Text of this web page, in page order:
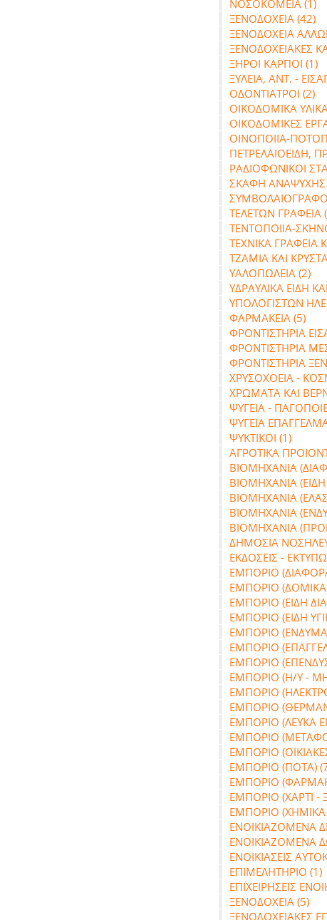
ΝΟΣΟΚΟΜΕΙΑ (1)
ΞΕΝΟΔΟΧΕΙΑ (42)
ΞΕΝΟΔΟΧΕΙΑ
ΞΕΝΟΔΟΧΕΙΑΚΕΣ
ΞΗΡΟΙ ΚΑΡΠΟΙ (1)
ΞΥΛΕΙΑ, ΑΝΤ. -
ΟΔΟΝΤΙΑΤΡΟΙ (2)
ΟΙΚΟΔΟΜΙΚΑ
ΟΙΚΟΔΟΜΙΚΕΣ
ΟΙΝΟΠΟΙΙΑ-
ΠΕΤΡΕΛΑΙΟΕΙΔΗ,
ΡΑΔΙΟΦΩΝΙΚΟΙ
ΣΚΑΦΗ ΑΝΑΨΥΧΗΣ
ΤΕΛΕΤΩΝ ΓΡΑΦΕΙΑ
ΤΕΝΤΟΠΟΙΙΑ-
ΤΕΧΝΙΚΑ ΓΡΑΦΕΙΑ
ΤΖΑΜΙΑ ΚΑΙ
ΥΑΛΟΠΩΛΕΙΑ (2)
ΥΔΡΑΥΛΙΚΑ ΕΙΔΗ
ΥΠΟΛΟΓΙΣΤΩΝ
ΦΑΡΜΑΚΕΙΑ (5)
ΦΡΟΝΤΙΣΤΗΡΙΑ
ΦΡΟΝΤΙΣΤΗΡΙΑ
ΦΡΟΝΤΙΣΤΗΡΙΑ
ΧΡΥΣΟΧΟΕΙΑ -
ΧΡΩΜΑΤΑ ΚΑΙ
ΨΥΓΕΙΑ -
ΨΥΓΕΙΑ
ΨΥΚΤΙΚΟΙ (1)
ΑΓΡΟΤΙΚΑ
ΒΙΟΜΗΧΑΝΙΑ
ΒΙΟΜΗΧΑΝΙΑ
ΒΙΟΜΗΧΑΝΙΑ
ΒΙΟΜΗΧΑΝΙΑ
ΒΙΟΜΗΧΑΝΙΑ
ΔΗΜΟΣΙΑ
ΕΚΔΟΣΕΙΣ -
ΕΜΠΟΡΙΟ
ΕΜΠΟΡΙΟ (ΔΟΜΙΚΑ
ΕΜΠΟΡΙΟ (ΕΙΔΗ
ΕΜΠΟΡΙΟ (ΕΙΔΗ
ΕΜΠΟΡΙΟ
ΕΜΠΟΡΙΟ
ΕΜΠΟΡΙΟ
ΕΜΠΟΡΙΟ (Η/Υ -
ΕΜΠΟΡΙΟ
ΕΜΠΟΡΙΟ
ΕΜΠΟΡΙΟ (ΛΕΥΚΑ
ΕΜΠΟΡΙΟ
ΕΜΠΟΡΙΟ
ΕΜΠΟΡΙΟ (ΠΟΤΑ)
ΕΜΠΟΡΙΟ
ΕΜΠΟΡΙΟ (ΧΑΡΤΙ -
ΕΜΠΟΡΙΟ (ΧΗΜΙΚΑ
ΕΝΟΙΚΙΑΖΟΜΕΝΑ
ΕΝΟΙΚΙΑΖΟΜΕΝΑ
ΕΝΟΙΚΙΑΣΕΙΣ
ΕΠΙΜΕΛΗΤΗΡΙΟ (1)
ΕΠΙΧΕΙΡΗΣΕΙΣ
ΞΕΝΟΔΟΧΕΙΑ (5)
ΞΕΝΟΔΟΧΕΙΑΚΕΣ